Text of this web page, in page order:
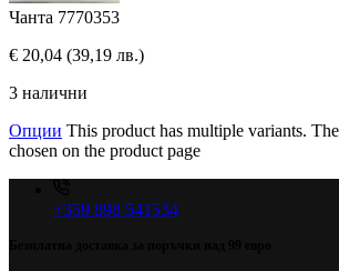
Чанта 7770353
€ 20,04 (39,19 лв.)
3 налични
Опции This product has multiple variants.
chosen on the product page
+359 898 541534